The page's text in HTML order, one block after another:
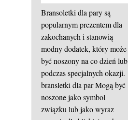
Bransoletki dla pary są
popularnym prezentem dla
zakochanych i stanowią
modny dodatek, który może
być noszony na co dzień lub
podczas specjalnych okazji.
bransletki dla parMogą być
noszone jako symbol
związku lub jako wyraz